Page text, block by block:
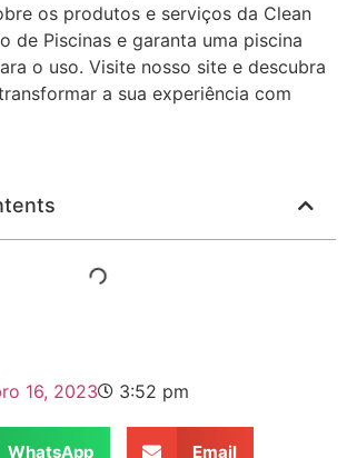
os produtos e serviços da Clean
de Piscinas e garanta uma piscina
o uso. Visite nosso site e descubra
a sua experiência com
16, 2023 3:52 pm
WhatsApp Email